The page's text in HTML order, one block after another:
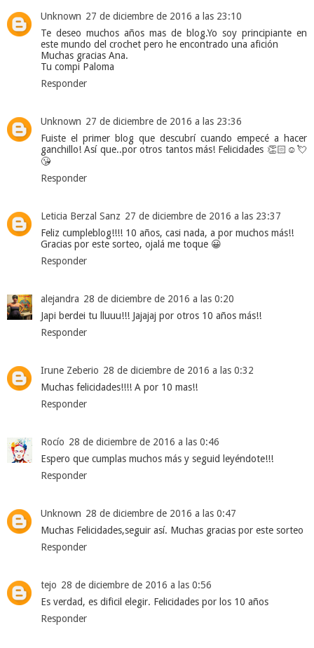
Unknown 27 de diciembre de 2016 a las 23:10
Te deseo muchos años mas de blog.Yo soy principiante en
este mundo del crochet pero he encontrado una afición
Muchas gracias Ana.
Tu compi Paloma
Responder
Unknown 27 de diciembre de 2016 a las 23:36
Fuiste el primer blog que descubrí cuando empecé a hacer
ganchillo! Así que..por otros tantos más! Felicidades 👏🏻☺️💘
😘
Responder
Leticia Berzal Sanz 27 de diciembre de 2016 a las 23:37
Feliz cumpleblog!!!! 10 años, casi nada, a por muchos más!!
Gracias por este sorteo, ojalá me toque 😀
Responder
alejandra 28 de diciembre de 2016 a las 0:20
Japi berdei tu lluuu!!! Jajajaj por otros 10 años más!!
Responder
Irune Zeberio 28 de diciembre de 2016 a las 0:32
Muchas felicidades!!!! A por 10 mas!!
Responder
Rocío 28 de diciembre de 2016 a las 0:46
Espero que cumplas muchos más y seguid leyéndote!!!
Responder
Unknown 28 de diciembre de 2016 a las 0:47
Muchas Felicidades,seguir así. Muchas gracias por este sorteo
Responder
tejo 28 de diciembre de 2016 a las 0:56
Es verdad, es dificil elegir. Felicidades por los 10 años
Responder